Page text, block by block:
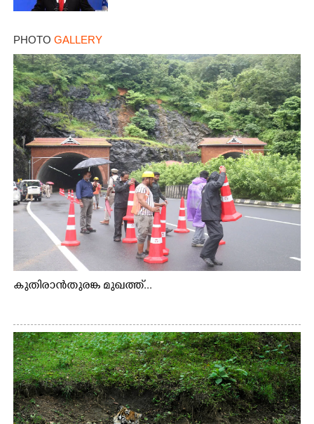
PHOTO GALLERY
കുതിരാൻതുരങ്ക മുഖത്ത്...